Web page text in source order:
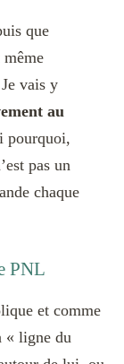
que
même
vais y
au
pourquoi,
pas un
chaque
PNL
et comme
« ligne du